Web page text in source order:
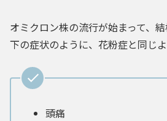
オミクロン株の流行が始まって、
下の症状のように、花粉症と同じ
頭痛